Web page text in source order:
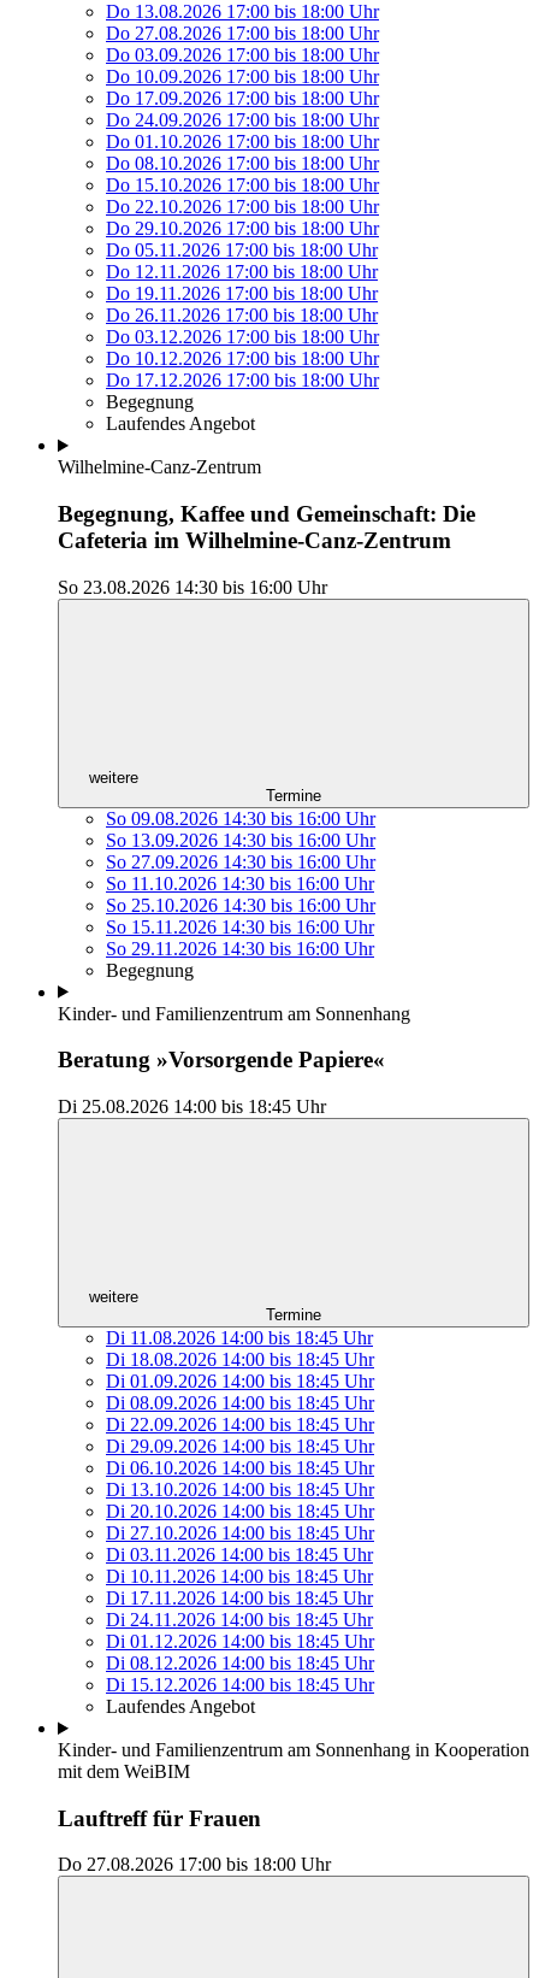
Do 13.08.2026 17:00 bis 18:00 Uhr
Do 27.08.2026 17:00 bis 18:00 Uhr
Do 03.09.2026 17:00 bis 18:00 Uhr
Do 10.09.2026 17:00 bis 18:00 Uhr
Do 17.09.2026 17:00 bis 18:00 Uhr
Do 24.09.2026 17:00 bis 18:00 Uhr
Do 01.10.2026 17:00 bis 18:00 Uhr
Do 08.10.2026 17:00 bis 18:00 Uhr
Do 15.10.2026 17:00 bis 18:00 Uhr
Do 22.10.2026 17:00 bis 18:00 Uhr
Do 29.10.2026 17:00 bis 18:00 Uhr
Do 05.11.2026 17:00 bis 18:00 Uhr
Do 12.11.2026 17:00 bis 18:00 Uhr
Do 19.11.2026 17:00 bis 18:00 Uhr
Do 26.11.2026 17:00 bis 18:00 Uhr
Do 03.12.2026 17:00 bis 18:00 Uhr
Do 10.12.2026 17:00 bis 18:00 Uhr
Do 17.12.2026 17:00 bis 18:00 Uhr
Begegnung
Laufendes Angebot
Wilhelmine-Canz-Zentrum
Begegnung, Kaffee und Gemeinschaft: Die
Cafeteria im Wilhelmine-Canz-Zentrum
So 23.08.2026 14:30 bis 16:00 Uhr
weitere
Termine
So 09.08.2026 14:30 bis 16:00 Uhr
So 13.09.2026 14:30 bis 16:00 Uhr
So 27.09.2026 14:30 bis 16:00 Uhr
So 11.10.2026 14:30 bis 16:00 Uhr
So 25.10.2026 14:30 bis 16:00 Uhr
So 15.11.2026 14:30 bis 16:00 Uhr
So 29.11.2026 14:30 bis 16:00 Uhr
Begegnung
Kinder- und Familienzentrum am Sonnenhang
Beratung »Vorsorgende Papiere«
Di 25.08.2026 14:00 bis 18:45 Uhr
weitere
Termine
Di 11.08.2026 14:00 bis 18:45 Uhr
Di 18.08.2026 14:00 bis 18:45 Uhr
Di 01.09.2026 14:00 bis 18:45 Uhr
Di 08.09.2026 14:00 bis 18:45 Uhr
Di 22.09.2026 14:00 bis 18:45 Uhr
Di 29.09.2026 14:00 bis 18:45 Uhr
Di 06.10.2026 14:00 bis 18:45 Uhr
Di 13.10.2026 14:00 bis 18:45 Uhr
Di 20.10.2026 14:00 bis 18:45 Uhr
Di 27.10.2026 14:00 bis 18:45 Uhr
Di 03.11.2026 14:00 bis 18:45 Uhr
Di 10.11.2026 14:00 bis 18:45 Uhr
Di 17.11.2026 14:00 bis 18:45 Uhr
Di 24.11.2026 14:00 bis 18:45 Uhr
Di 01.12.2026 14:00 bis 18:45 Uhr
Di 08.12.2026 14:00 bis 18:45 Uhr
Di 15.12.2026 14:00 bis 18:45 Uhr
Laufendes Angebot
Kinder- und Familienzentrum am Sonnenhang in Kooperation
mit dem WeiBIM
Lauftreff für Frauen
Do 27.08.2026 17:00 bis 18:00 Uhr